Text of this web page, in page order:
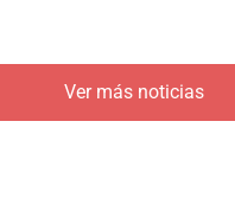
Ver más noticias